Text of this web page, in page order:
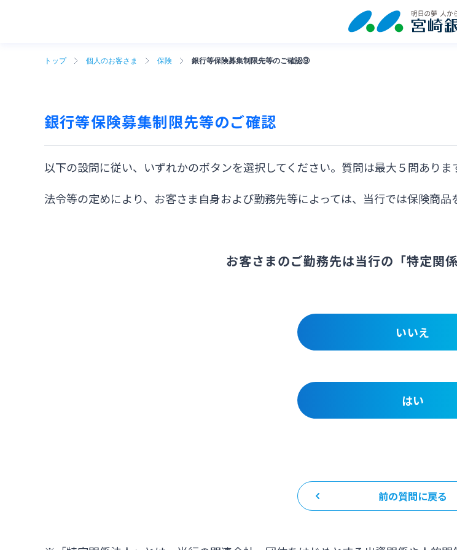
トップ 個人のお客さま 保険 銀行等保険募集制限先等のご確認⑨
銀行等保険募集制限先等のご確認
以下の設問に従い、いずれかのボタンを選択してください。質問は最大５問ありま
法令等の定めにより、お客さま自身および勤務先等によっては、当行では保険商品
お客さまのご勤務先は当行の「特定関
いいえ
はい
前の質問に戻る